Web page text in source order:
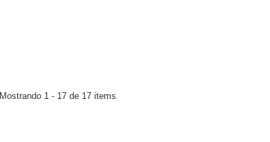
Mostrando 1 - 17 de 17 items